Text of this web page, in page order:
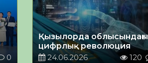
0
Қызылорда облысындағы
цифрлық революция
24.06.2026
120